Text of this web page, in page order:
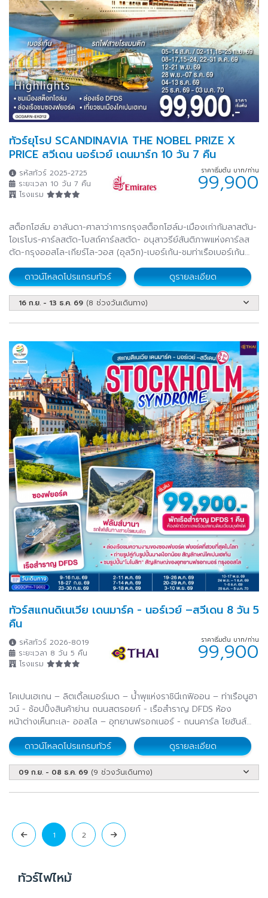
ทัวร์ยุโรป SCANDINAVIA THE NOBEL PRIZE X
PRICE สวีเดน นอร์เวย์ เดนมาร์ก 10 วัน 7 คืน
รหัสทัวร์ 2025-2725
ระยะเวลา 10 วัน 7 คืน
โรงแรม
ราคาเริ่มต้น บาท/ท่าน
99,900
สต็อกโฮล์ม อาลันดา-ศาลาว่าการกรุงสต็อกโฮล์ม-เมืองเก่ากัมลาสตัน-
โอเรโบร-คาร์ลสตัด-โบสถ์คาร์ลสตัด- อนุสาวรีย์สันติภาพแห่งคาร์ลส
ตัด-กรุงออสโล-เกียร์โล-วอส (อุลวิก)-เบอร์เก้น-ชมท่าเรือเบอร์เก้น
-กุดวานเก้น-ล่องเรือชมซองฟยอร์ด-ฟลัม-นั่งรถไฟสายโรแมนติก
ฟลัม-ฟลัม-กอล-ออสโล-อุทยานฟรอกเนอร์-ช้อปปิ้งถนนคาร์ล โยฮันส์
เกท-ศาลาว่าการเมืองออสโล-ล่องเรือ DFDS Seaway -โคเปนเฮเกน
ดาวน์โหลดโปรแกรมทัวร์ ดูรายละเอียด
16 ก.ย. - 13 ธ.ค. 69 (8 ช่วงวันเดินทาง)
ทัวร์สแกนดิเนเวีย เดนมาร์ค - นอร์เวย์ –สวีเดน 8 วัน 5
คืน
รหัสทัวร์ 2026-8019
ระยะเวลา 8 วัน 5 คืน
โรงแรม
ราคาเริ่มต้น บาท/ท่าน
99,900
โคเปนเฮเกน – ลิตเติ้ลเมอร์เมด – น้ำพุแห่งราชินีเกฟิออน – ท่าเรือนูฮา
วน์ - ช้อปปิ้งสินค้าย่าน ถนนสตรอยก์ - เรือสำราญ DFDS ห้อง
หน้าต่างเห็นทะเล- ออสโล – อุทยานฟรอกเนอร์ - ถนนคาร์ล โยฮันส์
เกท - เกียร์โล – ฟลัม – ล่องเรือชมความงามของซองฟยอร์ด –
รถไฟสายโรแมนติกฟลัมส์บาน่า - น้ำตกจอสฟอสเซ่น - ออสโล - ศาลา
ว่าการเมืองออสโล - ออสโลโอเปราเฮ้าส์
ดาวน์โหลดโปรแกรมทัวร์ ดูรายละเอียด
09 ก.ย. - 08 ธ.ค. 69 (9 ช่วงวันเดินทาง)
1 2
ทัวร์ไฟไหม้